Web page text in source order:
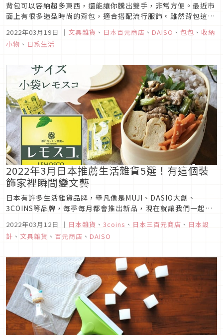
背包可以容納超多東西，還能讓你騰出雙手，非常方便。最近市
面上有很多造型時尚的背包，適合搭配流行服飾。雖然背包這麼
好用，不過收納方式卻令人困擾……。大家是否覺得背包裡總是
亂糟糟的呢？這次要為大家介紹的大創好物，就是用來整理背包
裡的物品的「包中包」。
2022年03月19日 ｜ 文具雜貨 、 日本百元商店 、 DAISO 、 包包 、 收納
小物 、 日系生活
2022年3月日本推薦生活雜貨5選！有這個裝
飾家裡瞬間變文藝
日本有許多生活雜貨品牌，舉凡像是MUJI、DASIO大創、
3COINS等品牌，每季每月都會推出新品，現在就讓我們一起來
2022年03月12日 ｜ 日本雜貨 、 3coins 、 日本三百元商店 、 日本設
計 、 文具雜貨 、 百元商店 、 DAISO